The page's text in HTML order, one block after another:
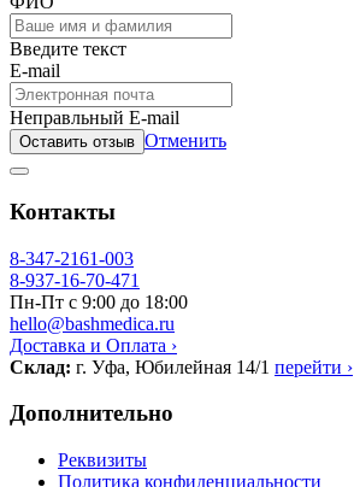
Введите текст
E-mail
Неправльный E-mail
Оставить отзыв Отменить
Контакты
8-347-2161-003
8-937-16-70-471
Пн-Пт с 9:00 до 18:00
hello@bashmedica.ru
Доставка и Оплата ›
Склад: г. Уфа, Юбилейная 14/1 перейти ›
Дополнительно
Реквизиты
Политика конфиденциальности